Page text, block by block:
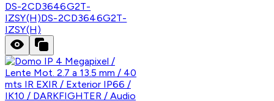
DS-2CD3646G2T-
IZSY(H)DS-2CD3646G2T-
IZSY(H)